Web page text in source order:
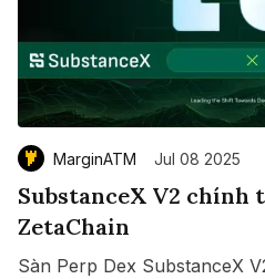
MarginATM Jul 08 2025
SubstanceX V2 chính
ZetaChain
Sàn Perp Dex SubstanceX